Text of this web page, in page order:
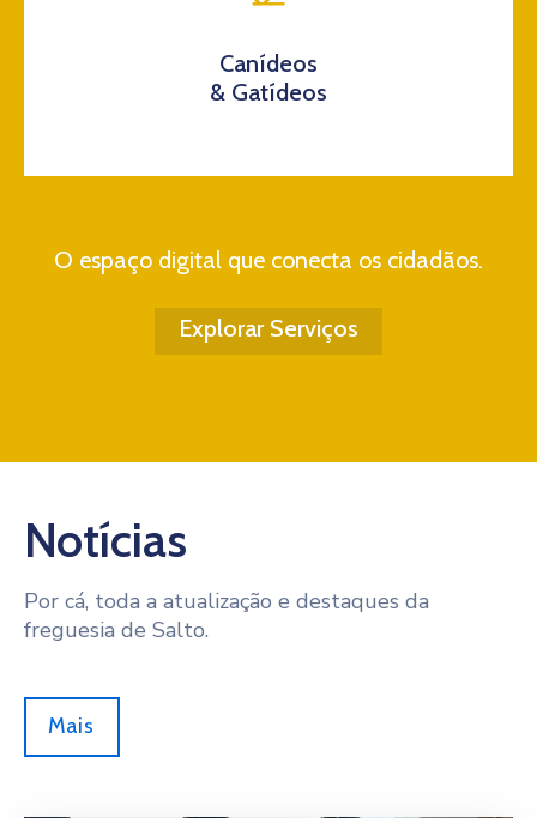
Canídeos
& Gatídeos
O espaço digital que conecta os cidadãos.
Explorar Serviços
Notícias
Por cá, toda a atualização e destaques da
freguesia de Salto.
Mais